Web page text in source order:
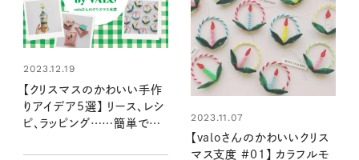
2023.12.19
【クリスマスのかわいい手作
りアイデア5選】 リース、レシ
ピ、ラッピング……簡単で喜
ック
2023.11.07
【valoさんのかわいいクリス
マス支度 #01】 カラフルモ